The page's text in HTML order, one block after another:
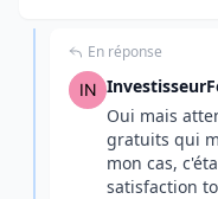
En réponse
Oui mais
gratuits qui
mon cas,
satisfaction